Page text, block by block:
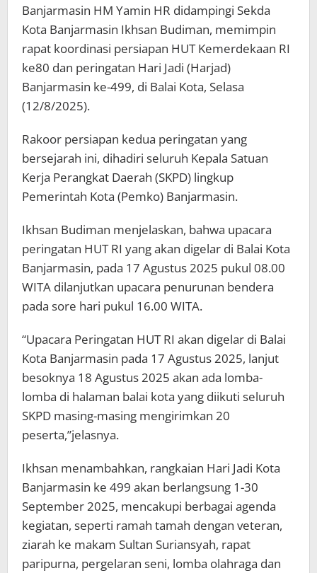
Banjarmasin HM Yamin HR didampingi Sekda
Kota Banjarmasin Ikhsan Budiman, memimpin
rapat koordinasi persiapan HUT Kemerdekaan RI
ke80 dan peringatan Hari Jadi (Harjad)
Banjarmasin ke-499, di Balai Kota, Selasa
(12/8/2025).
Rakoor persiapan kedua peringatan yang
bersejarah ini, dihadiri seluruh Kepala Satuan
Kerja Perangkat Daerah (SKPD) lingkup
Pemerintah Kota (Pemko) Banjarmasin.
Ikhsan Budiman menjelaskan, bahwa upacara
peringatan HUT RI yang akan digelar di Balai Kota
Banjarmasin, pada 17 Agustus 2025 pukul 08.00
WITA dilanjutkan upacara penurunan bendera
pada sore hari pukul 16.00 WITA.
“Upacara Peringatan HUT RI akan digelar di Balai
Kota Banjarmasin pada 17 Agustus 2025, lanjut
besoknya 18 Agustus 2025 akan ada lomba-
lomba di halaman balai kota yang diikuti seluruh
SKPD masing-masing mengirimkan 20
peserta,”jelasnya.
Ikhsan menambahkan, rangkaian Hari Jadi Kota
Banjarmasin ke 499 akan berlangsung 1-30
September 2025, mencakupi berbagai agenda
kegiatan, seperti ramah tamah dengan veteran,
ziarah ke makam Sultan Suriansyah, rapat
paripurna, pergelaran seni, lomba olahraga dan